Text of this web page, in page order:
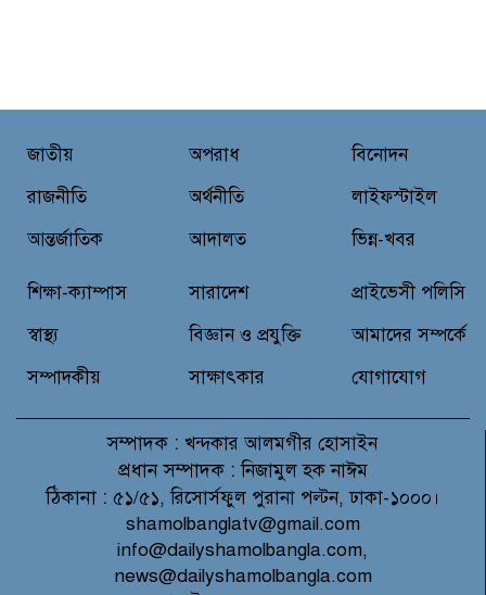
বরুড়ায় আর্মি ছেলে পরিচয়ে নালিশী
আসামী সুশেনের বিরুদ্ধে
গণসংযোগ : মানুষ ব্যক্তি বা দল নয়,
নীতিগত পরিবর্তন চায় -শাহজালাল
জাতীয়
রাজনীতি
আন্তর্জাতিক
অপরাধ
অর্থনীতি
আদালত
বিনোদন
লাইফস্টাইল
ভিন্ন-খবর
শিক্ষা-ক্যাম্পাস
স্বাস্থ্য
সম্পাদকীয়
সারাদেশ
বিজ্ঞান ও প্রযুক্তি
সাক্ষাৎকার
প্রাইভেসী পলিসি
আমাদের সম্পর্কে
যোগাযোগ
সম্পাদক : খন্দকার আলমগীর হোসাইন
প্রধান সম্পাদক : নিজামুল হক নাঈম
ঠিকানা : ৫১/৫১, রিসোর্সফুল পুরানা পল্টন, ঢাকা-১০০০।
shamolbanglatv@gmail.com
info@dailyshamolbangla.com,
news@dailyshamolbangla.com